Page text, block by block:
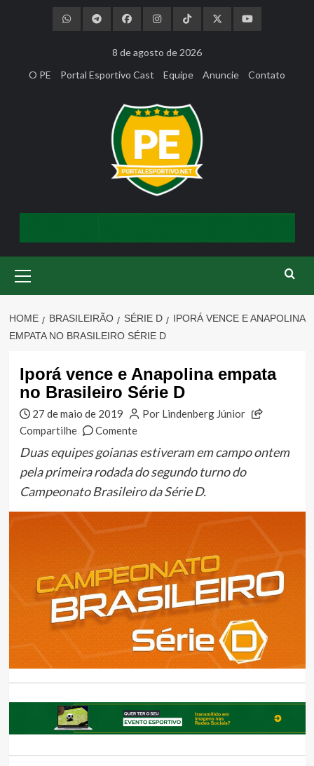
8 de agosto de 2026
O PE
Portal Esportivo Cast Equipe Anuncie Contato
Menu
HOME BRASILEIRÃO SÉRIE D
IPORÁ VENCE E ANAPOLINA
EMPATA NO BRASILEIRO SÉRIE D
Iporá vence e Anapolina empata
no Brasileiro Série D
27 de maio de 2019
Por Lindenberg Júnior
Compartilhe
Comente
Duas equipes goianas estiveram em campo ontem
pela primeira rodada do segundo turno do
Campeonato Brasileiro da Série D.